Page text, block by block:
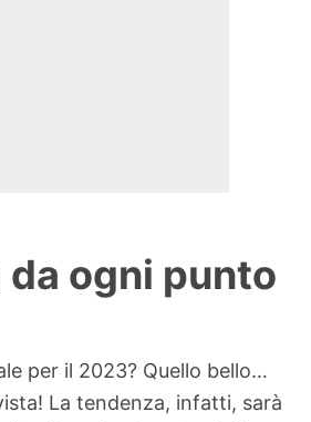
da ogni punto
per il 2023? Quello bello…
La tendenza, infatti, sarà